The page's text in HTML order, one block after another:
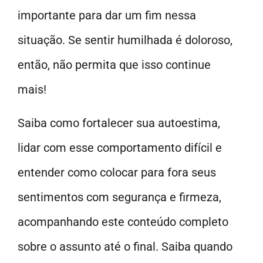
importante para dar um fim nessa
situação. Se sentir humilhada é doloroso,
então, não permita que isso continue
mais!
Saiba como fortalecer sua autoestima,
lidar com esse comportamento difícil e
entender como colocar para fora seus
sentimentos com segurança e firmeza,
acompanhando este conteúdo completo
sobre o assunto até o final. Saiba quando